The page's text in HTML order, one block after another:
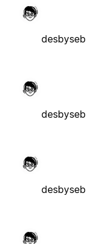
desbyseb
desbyseb
desbyseb